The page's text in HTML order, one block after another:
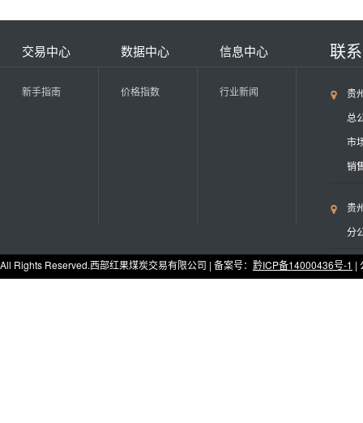
交易中心
新手指南
数据中心
价格指数
信息中心
行业新闻
联
贵
总
市
销
贵
分
All Rights Reserved.西部红果煤炭交易有限公司 | 备案号： 黔ICP备14000436号-1 |